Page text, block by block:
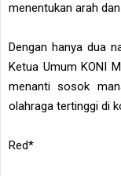
menentukan arah
Dengan hanya dua
Ketua Umum KONI
menanti sosok
olahraga tertinggi di
Red*